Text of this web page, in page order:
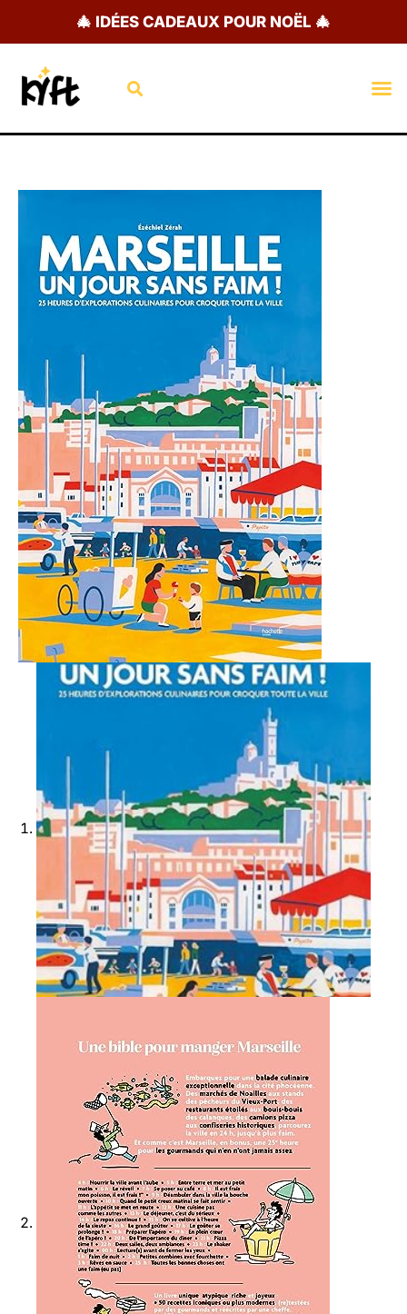
🎄 IDÉES CADEAUX POUR NOËL 🎄
Rechercher
Ajouter à ma Kyft list